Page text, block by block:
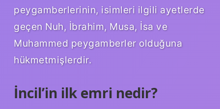
peygamberlerinin, isimleri ilgili ayetlerde
geçen Nuh, İbrahim, Musa, İsa ve
Muhammed peygamberler olduğuna
hükmetmişlerdir.
İncil’in ilk emri nedir?